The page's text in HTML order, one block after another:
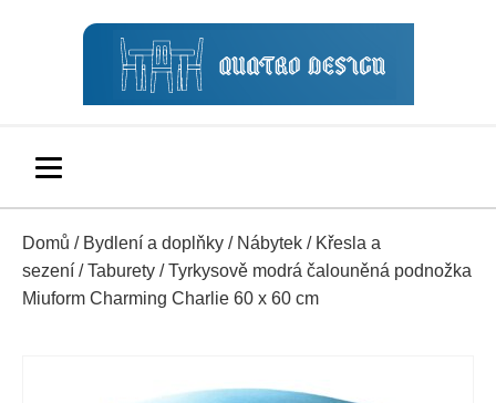
Domů / Bydlení a doplňky / Nábytek / Křesla a
sezení /Taburety / Tyrkysově modrá čalouněná podnožka
Miuform Charming Charlie 60 x 60 cm